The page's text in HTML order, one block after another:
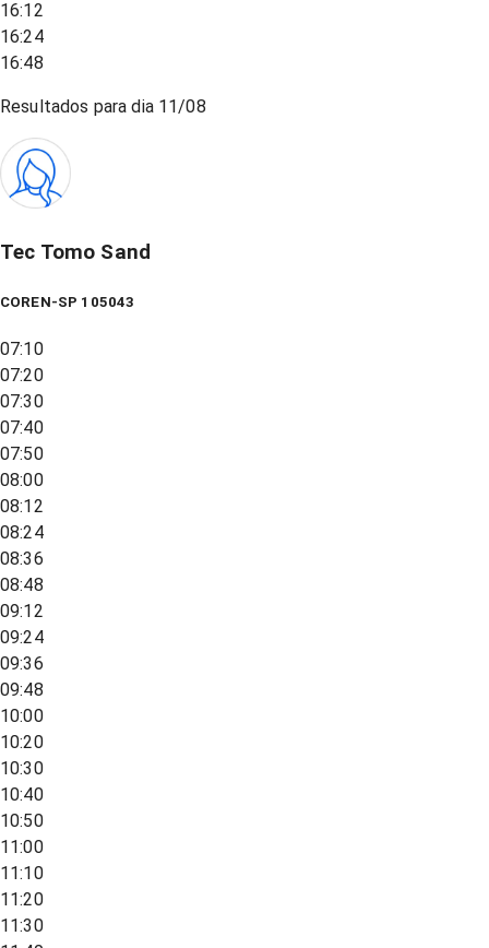
16:12
16:24
16:48
Resultados para dia 11/08
Tec Tomo Sand
COREN-SP 105043
07:10
07:20
07:30
07:40
07:50
08:00
08:12
08:24
08:36
08:48
09:12
09:24
09:36
09:48
10:00
10:20
10:30
10:40
10:50
11:00
11:10
11:20
11:30